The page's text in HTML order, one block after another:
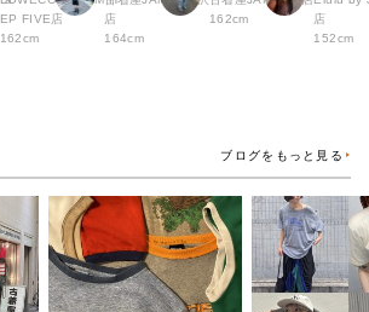
EP FIVE店
162cm
店
164cm
162cm
店
152cm
ブログをもっと見る